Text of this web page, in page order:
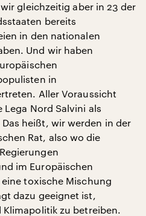
gleichzeitig aber in 23 der
bereits
in den nationalen
Und wir haben
in
Aller Voraussicht
Nord Salvini als
heißt, wir werden in der
Rat, also wo die
im Europäischen
toxische Mischung
dazu geeignet ist,
Klimapolitik zu betreiben.